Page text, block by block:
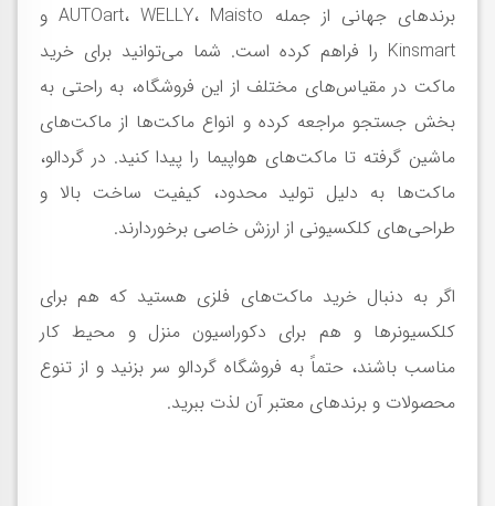
برندهای جهانی از جمله AUTOart، WELLY، Maisto و
Kinsmart را فراهم کرده است. شما می‌توانید برای خرید
ماکت در مقیاس‌های مختلف از این فروشگاه، به راحتی به
بخش جستجو مراجعه کرده و انواع ماکت‌ها از ماکت‌های
ماشین گرفته تا ماکت‌های هواپیما را پیدا کنید. در گردالو،
ماکت‌ها به دلیل تولید محدود، کیفیت ساخت بالا و
طراحی‌های کلکسیونی از ارزش خاصی برخوردارند.
اگر به دنبال خرید ماکت‌های فلزی هستید که هم برای
کلکسیونرها و هم برای دکوراسیون منزل و محیط کار
مناسب باشند، حتماً به فروشگاه گردالو سر بزنید و از تنوع
محصولات و برندهای معتبر آن لذت ببرید.